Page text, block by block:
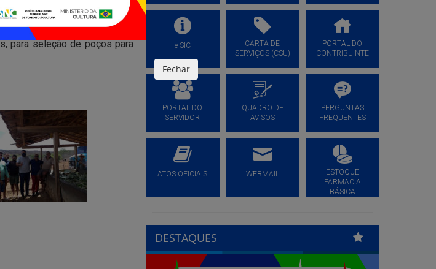
para seleção de poços para
e-SIC
CARTA DE
SERVIÇOS (CSU)
PORTAL DO
CONTRIBUINTE
PORTAL DO
SERVIDOR
QUADRO DE
AVISOS
PERGUNTAS
FREQUENTES
ATOS OFICIAIS WEBMAIL
ESTOQUE
FARMÁCIA
BÁSICA
DESTAQUES
Fechar